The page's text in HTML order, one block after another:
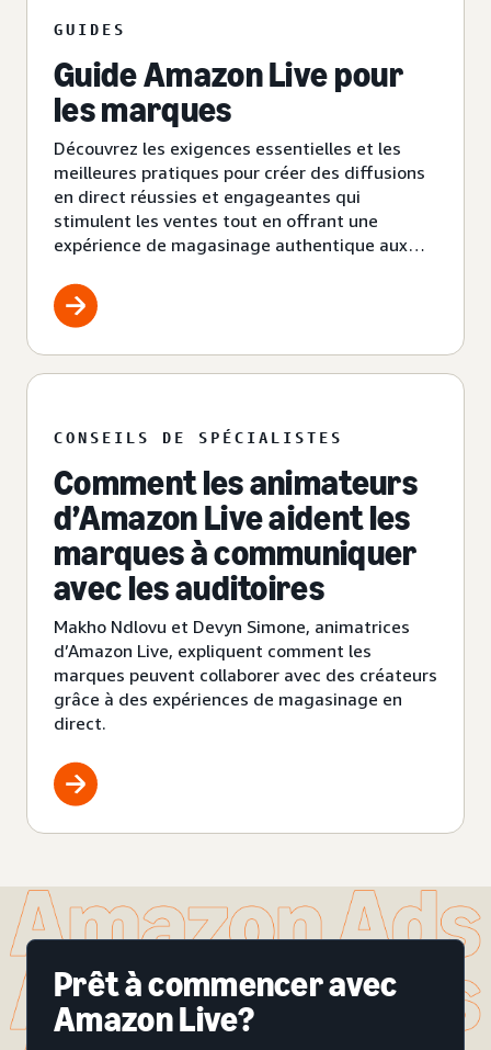
GUIDES
Guide Amazon Live pour
les marques
Découvrez les exigences essentielles et les
meilleures pratiques pour créer des diffusions
en direct réussies et engageantes qui
stimulent les ventes tout en offrant une
expérience de magasinage authentique aux
CONSEILS DE SPÉCIALISTES
Comment les animateurs
d’Amazon Live aident les
marques à communiquer
avec les auditoires
Makho Ndlovu et Devyn Simone, animatrices
d’Amazon Live, expliquent comment les
marques peuvent collaborer avec des créateurs
grâce à des expériences de magasinage en
direct.
Prêt à commencer avec
Amazon Live?